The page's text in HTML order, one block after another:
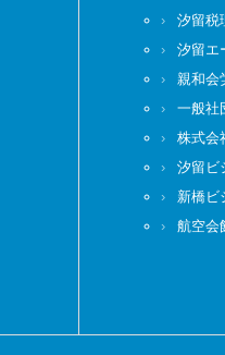
汐留税
汐留エ
親和会
一般社
株式会
汐留ビ
新橋ビ
航空会